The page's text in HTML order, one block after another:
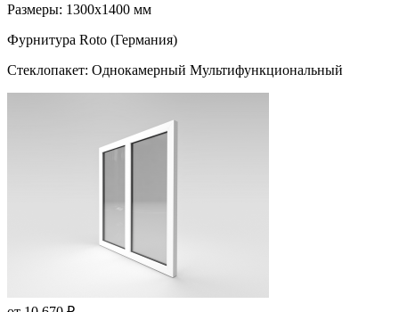
Размеры: 1300x1400 мм
Фурнитура Roto (Германия)
Стеклопакет: Однокамерный Мультифункциональный